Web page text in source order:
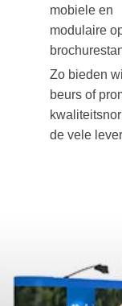
mobiele en
modulaire
Zo bieden
beurs of
de vele